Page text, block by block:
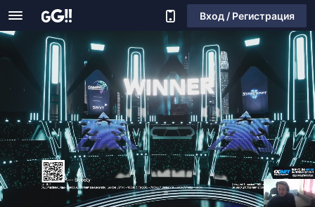
Вход / Регистрация